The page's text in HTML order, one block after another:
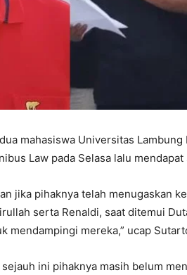
mahasiswa Universitas Lambung
Law pada Selasa lalu
jika pihaknya telah menugaskan
serta Renaldi, saat ditemui
mendampingi mereka,” ucap
ini pihaknya masih belum